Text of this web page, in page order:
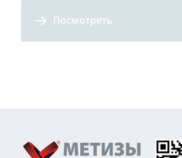
Посмотреть